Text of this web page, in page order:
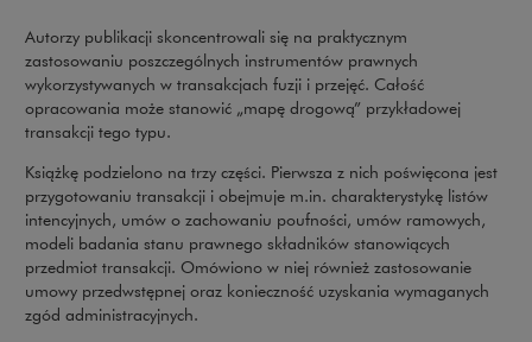
Autorzy publikacji skoncentrowali się na praktycznym
zastosowaniu poszczególnych instrumentów prawnych
wykorzystywanych w transakcjach fuzji i przejęć. Całość
opracowania może stanowić „mapę drogową” przykładowej
transakcji tego typu.
Książkę podzielono na trzy części. Pierwsza z nich poświęcona jest
przygotowaniu transakcji i obejmuje m.in. charakterystykę listów
intencyjnych, umów o zachowaniu poufności, umów ramowych,
modeli badania stanu prawnego składników stanowiących
przedmiot transakcji. Omówiono w niej również zastosowanie
umowy przedwstępnej oraz konieczność uzyskania wymaganych
zgód administracyjnych.